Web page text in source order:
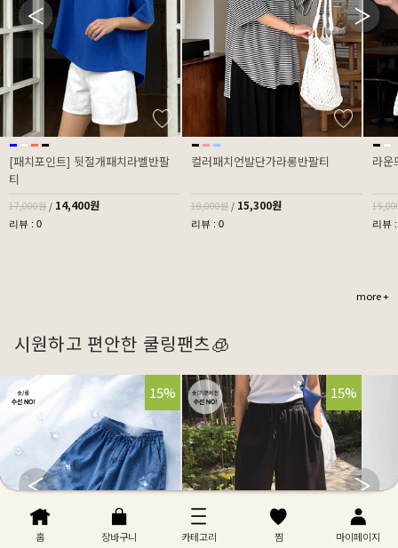
[패치포인트] 뒷절개패치라벨반팔
티
17,000원 / 14,400원
리뷰 : 0
컬러패치언발단가라롱반팔티
18,000원 / 15,300원
리뷰 : 0
라운
리뷰
more +
시원하고 편안한 쿨링팬츠🧊
32%
15% 32%
15%
홈 장바구니 카테고리 찜 마이페이지